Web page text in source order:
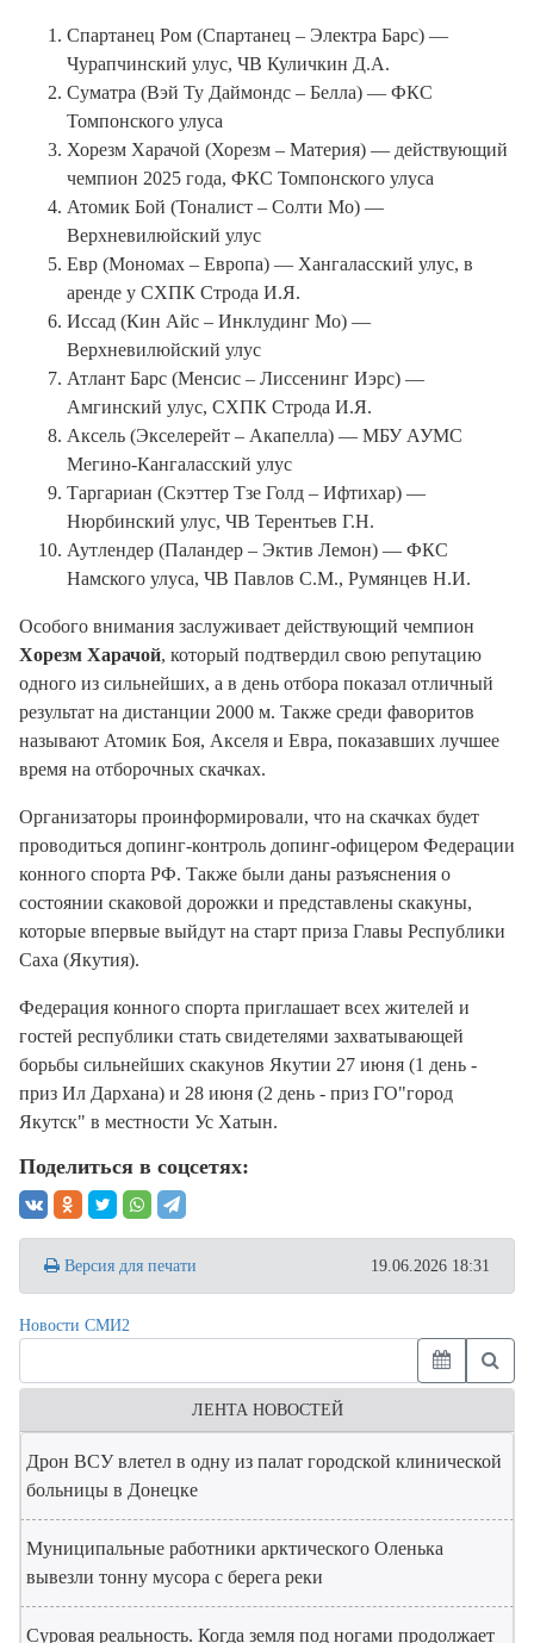
Спартанец Ром (Спартанец – Электра Барс) —
Чурапчинский улус, ЧВ Куличкин Д.А.
Суматра (Вэй Ту Даймондс – Белла) — ФКС
Томпонского улуса
Хорезм Харачой (Хорезм – Материя) — действующий
чемпион 2025 года, ФКС Томпонского улуса
Атомик Бой (Тоналист – Солти Мо) —
Верхневилюйский улус
Евр (Мономах – Европа) — Хангаласский улус, в
аренде у СХПК Строда И.Я.
Иссад (Кин Айс – Инклудинг Мо) —
Верхневилюйский улус
Атлант Барс (Менсис – Лиссенинг Иэрс) —
Амгинский улус, СХПК Строда И.Я.
Аксель (Экселерейт – Акапелла) — МБУ АУМС
Мегино-Кангаласский улус
Таргариан (Скэттер Тзе Голд – Ифтихар) —
Нюрбинский улус, ЧВ Терентьев Г.Н.
Аутлендер (Паландер – Эктив Лемон) — ФКС
Намского улуса, ЧВ Павлов С.М., Румянцев Н.И.
Особого внимания заслуживает действующий чемпион
Хорезм Харачой, который подтвердил свою репутацию
одного из сильнейших, а в день отбора показал отличный
результат на дистанции 2000 м. Также среди фаворитов
называют Атомик Боя, Акселя и Евра, показавших лучшее
время на отборочных скачках.
Организаторы проинформировали, что на скачках будет
проводиться допинг-контроль допинг-офицером Федерации
конного спорта РФ. Также были даны разъяснения о
состоянии скаковой дорожки и представлены скакуны,
которые впервые выйдут на старт приза Главы Республики
Саха (Якутия).
Федерация конного спорта приглашает всех жителей и
гостей республики стать свидетелями захватывающей
борьбы сильнейших скакунов Якутии 27 июня (1 день -
приз Ил Дархана) и 28 июня (2 день - приз ГО"город
Якутск" в местности Ус Хатын.
Поделиться в соцсетях:
Версия для печати 19.06.2026 18:31
Новости СМИ2
ЛЕНТА НОВОСТЕЙ
Дрон ВСУ влетел в одну из палат городской клинической
больницы в Донецке
Муниципальные работники арктического Оленька
вывезли тонну мусора с берега реки
Суровая реальность. Когда земля под ногами продолжает